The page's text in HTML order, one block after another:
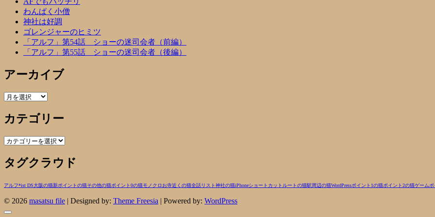
わんぱく小僧
神社は好調
ゴレンジャーのヒミツ
「アルフ」第54話 ショーの迷司会者（前編）
「アルフ」第55話 ショーの迷司会者（後編）
アーカイブ
ア
カ
イ
ブ
カテゴリー
カ
ゴ
リ
タグクラウド
アルフ*ist DS大阪の猫新ポイントの猫その他の猫ポイント0の猫モノクロ お寺近くの猫全話リスト神社の猫iPhoneショートカットルートの猫駅周辺の猫WordPressポイント1の猫ポイント2の猫ゲーム
© 2026 masatsu file | Designed by: Theme Freesia | Powered by: WordPress